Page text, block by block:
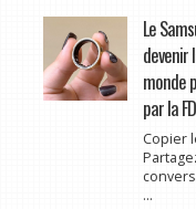
Le
devenir
monde
par la
Copier
...